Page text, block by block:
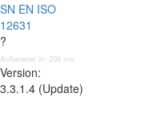
SN EN ISO
12631
?
Aufbereitet in: 208 ms;
Version:
3.3.1.4 (Update)